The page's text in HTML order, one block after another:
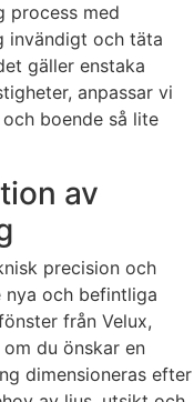
process med
invändigt och täta
gäller enstaka
anpassar vi
boende så lite
av
precision och
och befintliga
från Velux,
du önskar en
dimensioneras efter